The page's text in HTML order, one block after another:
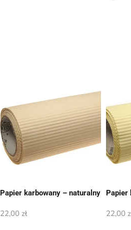
Papier karbowany – naturalny
22,00 zł
Papier
22,00